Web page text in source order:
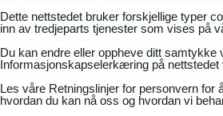
Dette nettstedet bruker forskjellige typer
inn av tredjeparts tjenester som vises på
Du kan endre eller oppheve ditt samtykke
Informasjonskapselerkæring på nettstedet
Les våre Retningslinjer for personvern for
hvordan du kan nå oss og hvordan vi